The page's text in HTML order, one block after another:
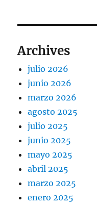
Archives
julio 2026
junio 2026
marzo 2026
agosto 2025
julio 2025
junio 2025
mayo 2025
abril 2025
marzo 2025
enero 2025